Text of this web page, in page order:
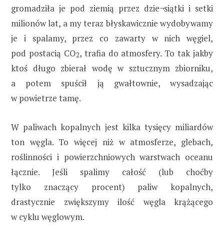
gromadziła je pod ziemią przez dzie¬siątki i setki
milionów lat, a my teraz błyskawicznie wydobywamy
je i spalamy, przez co zawarty w nich węgiel,
pod postacią CO2, trafia do atmosfery. To tak jakby
ktoś długo zbierał wodę w sztucznym zbiorniku,
a potem spuścił ją gwałtownie, wysadzając
w powietrze tamę.
W paliwach kopalnych jest kilka tysięcy miliardów
ton węgla. To więcej niż w atmosferze, glebach,
roślinności i powierzchniowych warstwach oceanu
łącznie. Jeśli spalimy całość (lub choćby
tylko znaczący procent) paliw kopalnych,
drastycznie zwiększymy ilość węgla krążącego
w cyklu węglowym.